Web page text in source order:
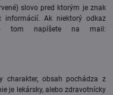
slovo pred ktorým je znak
Ak niektorý odkaz
tom napíšete na mail:
charakter, obsah pochádza z
je lekársky, alebo zdravotnícky